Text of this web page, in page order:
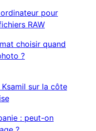
choisir quand
?
: peut-on